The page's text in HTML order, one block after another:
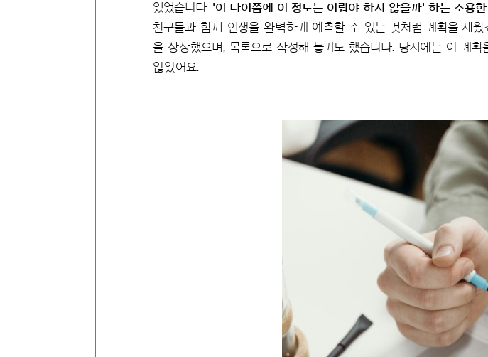
있었습니다. '이 나이쯤에 이 정도는 이뤄야 하지 않을까' 하는 조용
친구들과 함께 인생을 완벽하게 예측할 수 있는 것처럼 계획을 세
을 상상했으며, 목록으로 작성해 놓기도 했습니다. 당시에는 이 계
않았어요.